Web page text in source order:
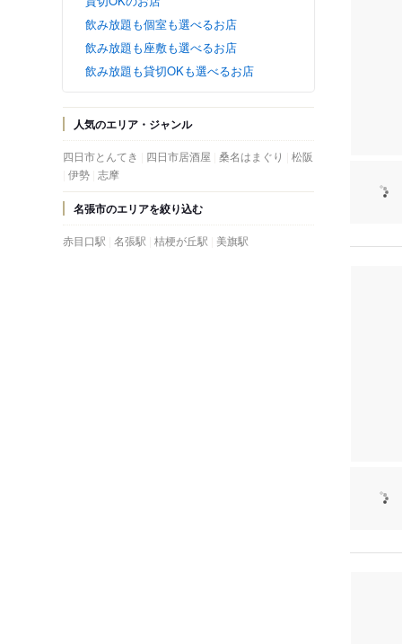
飲み放題も個室も選べるお店
飲み放題も座敷も選べるお店
飲み放題も貸切OKも選べるお店
人気のエリア・ジャンル
四日市とんてき 四日市居酒屋 桑名はまぐり
松阪
伊勢 志摩
名張市のエリアを絞り込む
赤目口駅 名張駅 桔梗が丘駅 美旗駅